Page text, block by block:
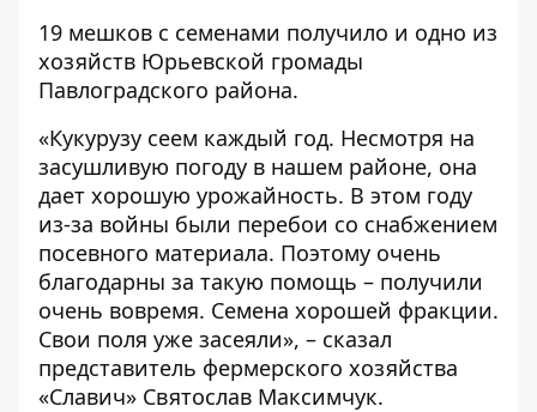
19 мешков с семенами получило и одно из
хозяйств Юрьевской громады
Павлоградского района.
«Кукурузу сеем каждый год. Несмотря на
засушливую погоду в нашем районе, она
дает хорошую урожайность. В этом году
из-за войны были перебои со снабжением
посевного материала. Поэтому очень
благодарны за такую ​​помощь – получили
очень вовремя. Семена хорошей фракции.
Свои поля уже засеяли», – сказал
представитель фермерского хозяйства
«Славич» Святослав Максимчук.